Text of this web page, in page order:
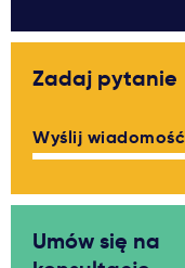
Zadaj pytanie
Wyślij wiadomość
Umów się na